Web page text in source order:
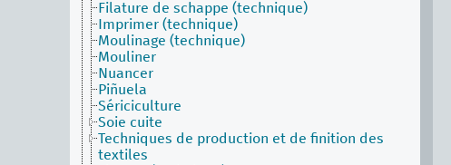
Filature de schappe (technique)
Imprimer (technique)
Moulinage (technique)
Mouliner
Nuancer
Piñuela
Sériciculture
Soie cuite
Techniques de production et de finition des
textiles